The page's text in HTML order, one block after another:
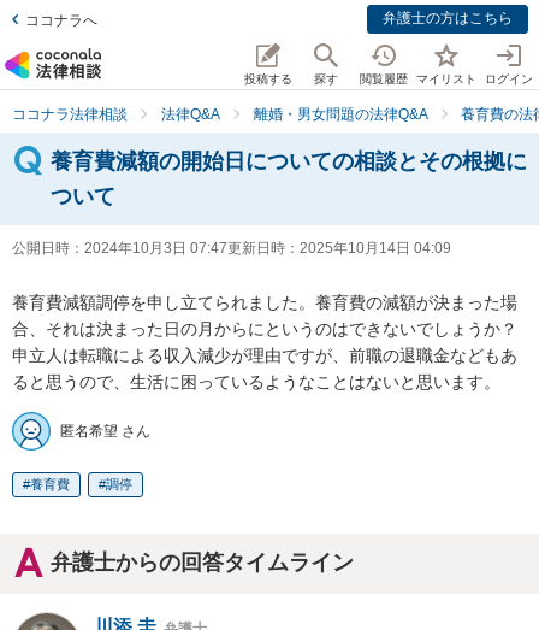
ココナラへ 弁護士の方はこちら
投稿する 探す 閲覧履歴 マイリスト ログイン
ココナラ法律相談 法律Q&A 離婚・男女問題の法律Q&A 養育費の法
養育費減額の開始日についての相談とその根拠に
ついて
公開日時： 2024年10月3日 07:47更新日時： 2025年10月14日 04:09
養育費減額調停を申し立てられました。養育費の減額が決まった場
合、それは決まった日の月からにというのはできないでしょうか？
申立人は転職による収入減少が理由ですが、前職の退職金などもあ
ると思うので、生活に困っているようなことはないと思います。
匿名希望 さん
養育費 調停
弁護士からの回答タイムライン